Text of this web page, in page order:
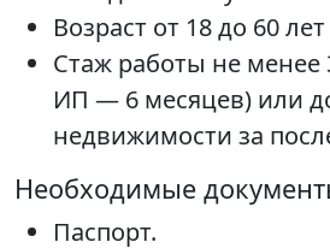
Возраст от 18 до 60
Стаж работы не менее
ИП — 6 месяцев) или
недвижимости за
Необходимые
Паспорт.